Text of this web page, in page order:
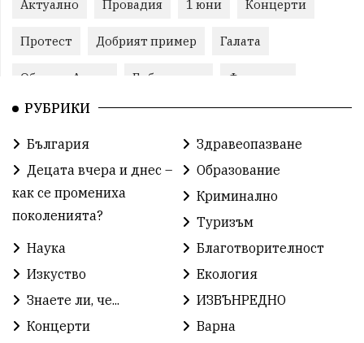
Актуално Провадия 1 юни Концерти
Протест Добрият пример Галата
Община Аврен Библиотека Фестивал
Финанси
Театър Спорт за деца История
Градски транспорт Нов протест
Безплатни прегледи Волейбол Карин дом
Зелена Енергия Ден на детето
Книги Ветрогенератори Девня
Ден на народните будители Изложба
РУБРИКИ
България
Здравеопазване
Децата вчера и днес –
как се промениха
поколенията?
Образование
Криминално
Туризъм
Наука
Благотворителност
Изкуство
Екология
Знаете ли, че...
ИЗВЪНРЕДНО
Концерти
Варна